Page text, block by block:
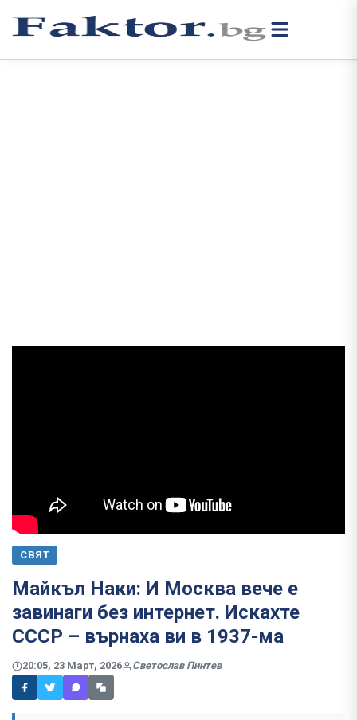
СВЯТ
Майкъл Наки: И Москва вече е
завинаги без интернет. Искахте
СССР – върнаха ви в 1937-ма
20:05, 23 Март, 2026 Светослав Пинтев